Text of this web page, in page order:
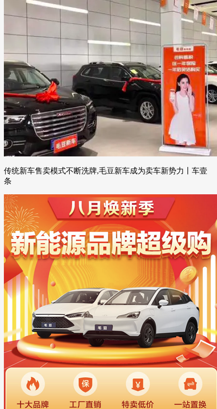
传统新车售卖模式不断洗牌,毛豆新车成为卖车新势力丨车壹
条